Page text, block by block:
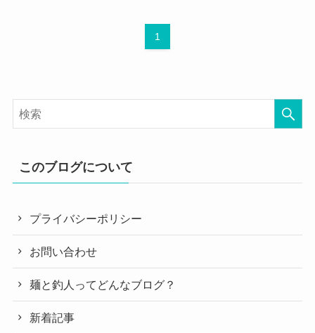
1
このブログについて
プライバシーポリシー
お問い合わせ
麺と釣人ってどんなブログ？
新着記事